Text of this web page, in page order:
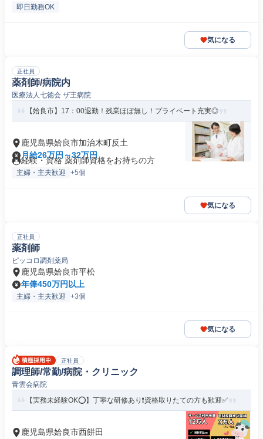
即日勤務OK
気になる
正社員
薬剤師/病院内
医療法人七徳会 ザ王病院
【姶良市】17：00退勤！残業ほぼ無し！プライベート充実◎
鹿児島県姶良市加治木町反土
月給26万円～32万円
経験・資格 薬剤師資格をお持ちの方
主婦・主夫歓迎 +5個
気になる
正社員
薬剤師
ピッコロ調剤薬局
鹿児島県姶良市平松
年俸450万円以上
主婦・主夫歓迎 +3個
気になる
正社員
調理師/常勤/病院・クリニック
青雲会病院
【実務未経験OK⭕️】丁寧な研修あり❗️資格取りたての方も歓迎✅️
鹿児島県姶良市西餅田